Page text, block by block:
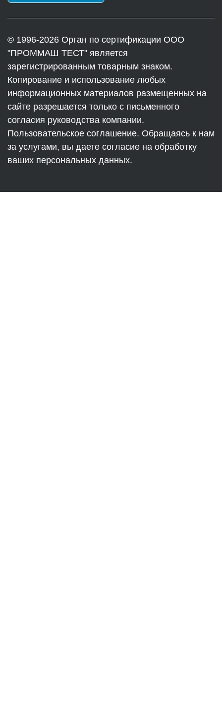
© 1996-2026 Орган по сертификации ООО
"ПРОММАШ ТЕСТ" является
зарегистрированным товарным знаком.
Копирование и использование любых
информационных материалов размещенных на
сайте разрешается только с письменного
согласия руководства компании.
Пользовательское соглашение. Обращаясь к нам
за услугами, вы даете согласие на обработку
ваших персональных данных.